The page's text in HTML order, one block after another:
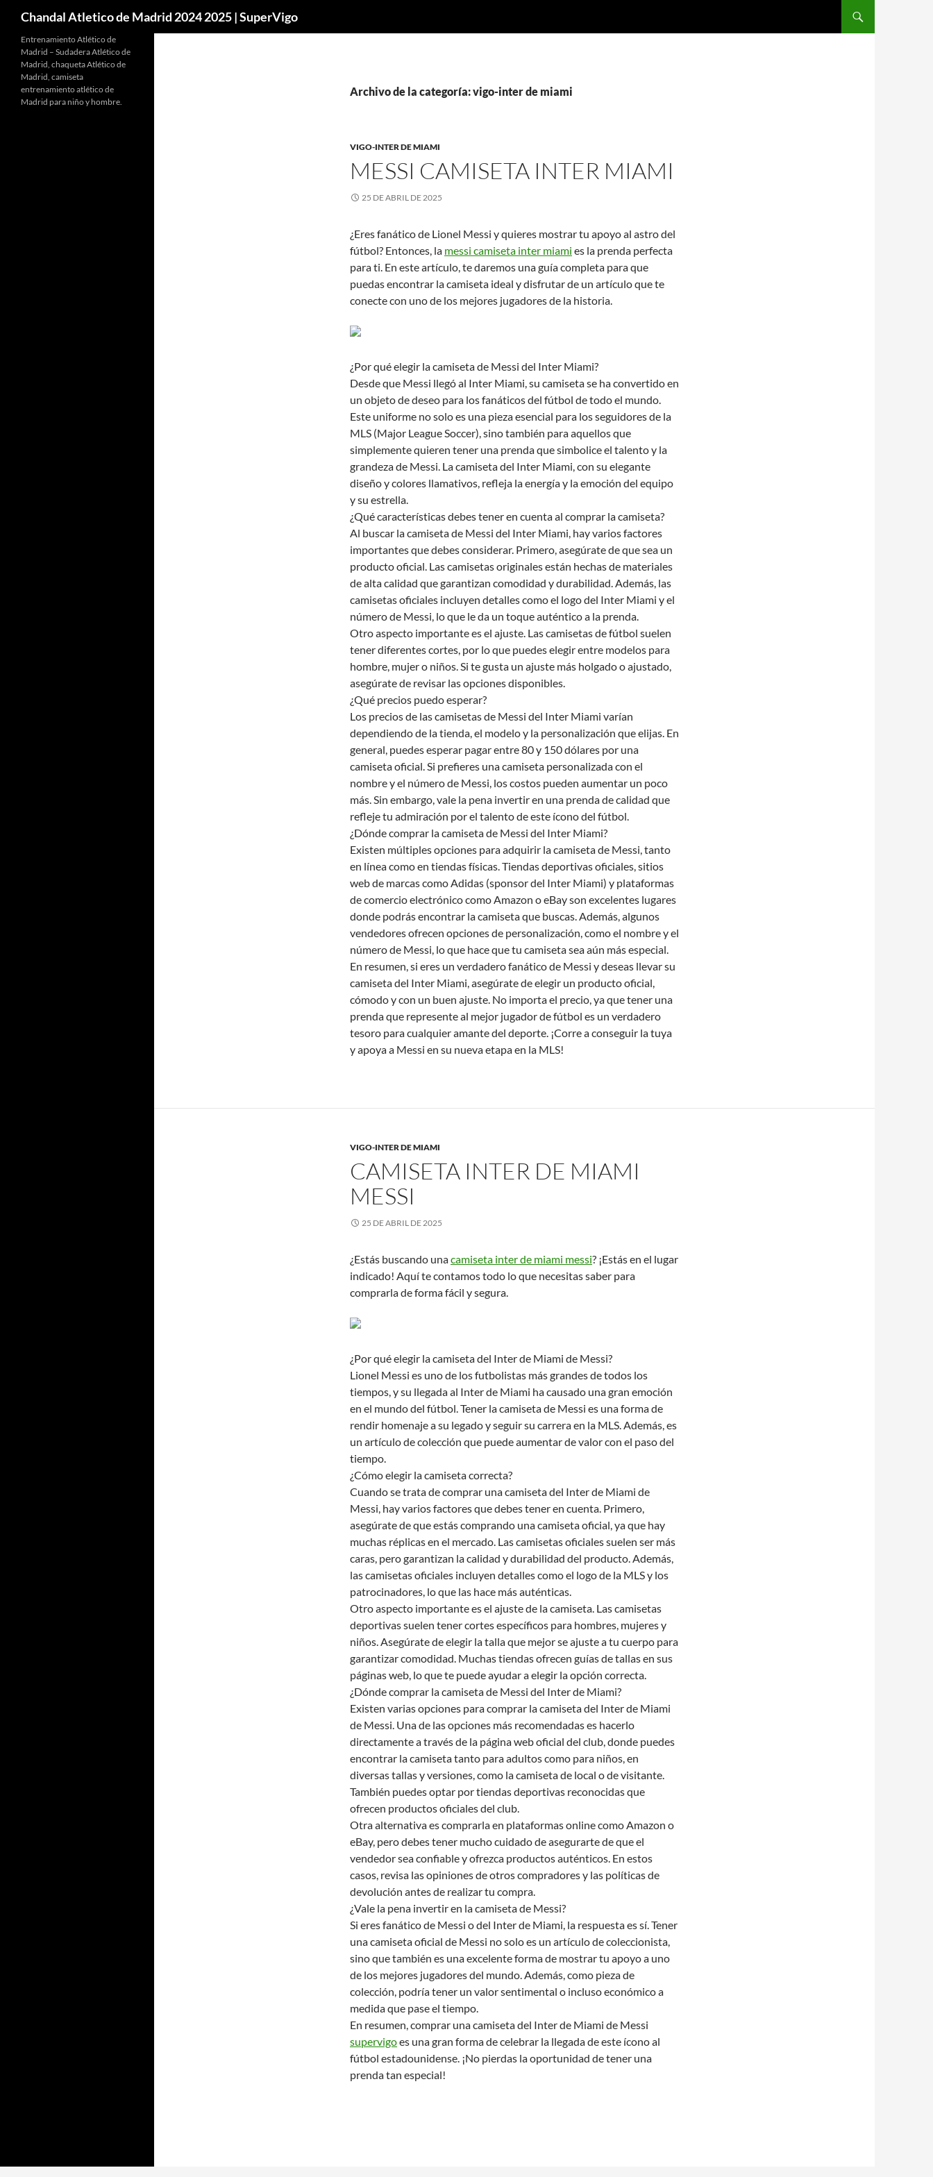
Chandal Atletico de Madrid 2024 2025 | SuperVigo
Archivo de la categoría: vigo-inter de miami
VIGO-INTER DE MIAMI
MESSI CAMISETA INTER MIAMI
25 DE ABRIL DE 2025
¿Eres fanático de Lionel Messi y quieres mostrar tu apoyo al astro del
fútbol? Entonces, la messi camiseta inter miami es la prenda perfecta
para ti. En este artículo, te daremos una guía completa para que
puedas encontrar la camiseta ideal y disfrutar de un artículo que te
conecte con uno de los mejores jugadores de la historia.
¿Por qué elegir la camiseta de Messi del Inter Miami?
Desde que Messi llegó al Inter Miami, su camiseta se ha convertido en
un objeto de deseo para los fanáticos del fútbol de todo el mundo.
Este uniforme no solo es una pieza esencial para los seguidores de la
MLS (Major League Soccer), sino también para aquellos que
simplemente quieren tener una prenda que simbolice el talento y la
grandeza de Messi. La camiseta del Inter Miami, con su elegante
diseño y colores llamativos, refleja la energía y la emoción del equipo
y su estrella.
¿Qué características debes tener en cuenta al comprar la camiseta?
Al buscar la camiseta de Messi del Inter Miami, hay varios factores
importantes que debes considerar. Primero, asegúrate de que sea un
producto oficial. Las camisetas originales están hechas de materiales
de alta calidad que garantizan comodidad y durabilidad. Además, las
camisetas oficiales incluyen detalles como el logo del Inter Miami y el
número de Messi, lo que le da un toque auténtico a la prenda.
Otro aspecto importante es el ajuste. Las camisetas de fútbol suelen
tener diferentes cortes, por lo que puedes elegir entre modelos para
hombre, mujer o niños. Si te gusta un ajuste más holgado o ajustado,
asegúrate de revisar las opciones disponibles.
¿Qué precios puedo esperar?
Los precios de las camisetas de Messi del Inter Miami varían
dependiendo de la tienda, el modelo y la personalización que elijas. En
general, puedes esperar pagar entre 80 y 150 dólares por una
camiseta oficial. Si prefieres una camiseta personalizada con el
nombre y el número de Messi, los costos pueden aumentar un poco
más. Sin embargo, vale la pena invertir en una prenda de calidad que
refleje tu admiración por el talento de este ícono del fútbol.
¿Dónde comprar la camiseta de Messi del Inter Miami?
Existen múltiples opciones para adquirir la camiseta de Messi, tanto
en línea como en tiendas físicas. Tiendas deportivas oficiales, sitios
web de marcas como Adidas (sponsor del Inter Miami) y plataformas
de comercio electrónico como Amazon o eBay son excelentes lugares
donde podrás encontrar la camiseta que buscas. Además, algunos
vendedores ofrecen opciones de personalización, como el nombre y el
número de Messi, lo que hace que tu camiseta sea aún más especial.
En resumen, si eres un verdadero fanático de Messi y deseas llevar su
camiseta del Inter Miami, asegúrate de elegir un producto oficial,
cómodo y con un buen ajuste. No importa el precio, ya que tener una
prenda que represente al mejor jugador de fútbol es un verdadero
tesoro para cualquier amante del deporte. ¡Corre a conseguir la tuya
y apoya a Messi en su nueva etapa en la MLS!
VIGO-INTER DE MIAMI
CAMISETA INTER DE MIAMI
MESSI
25 DE ABRIL DE 2025
¿Estás buscando unacamiseta inter de miami messi? ¡Estás en el lugar
indicado! Aquí te contamos todo lo que necesitas saber para
comprarla de forma fácil y segura.
¿Por qué elegir la camiseta del Inter de Miami de Messi?
Lionel Messi es uno de los futbolistas más grandes de todos los
tiempos, y su llegada al Inter de Miami ha causado una gran emoción
en el mundo del fútbol. Tener la camiseta de Messi es una forma de
rendir homenaje a su legado y seguir su carrera en la MLS. Además, es
un artículo de colección que puede aumentar de valor con el paso del
tiempo.
¿Cómo elegir la camiseta correcta?
Cuando se trata de comprar una camiseta del Inter de Miami de
Messi, hay varios factores que debes tener en cuenta. Primero,
asegúrate de que estás comprando una camiseta oficial, ya que hay
muchas réplicas en el mercado. Las camisetas oficiales suelen ser más
caras, pero garantizan la calidad y durabilidad del producto. Además,
las camisetas oficiales incluyen detalles como el logo de la MLS y los
patrocinadores, lo que las hace más auténticas.
Otro aspecto importante es el ajuste de la camiseta. Las camisetas
deportivas suelen tener cortes específicos para hombres, mujeres y
niños. Asegúrate de elegir la talla que mejor se ajuste a tu cuerpo para
garantizar comodidad. Muchas tiendas ofrecen guías de tallas en sus
páginas web, lo que te puede ayudar a elegir la opción correcta.
¿Dónde comprar la camiseta de Messi del Inter de Miami?
Existen varias opciones para comprar la camiseta del Inter de Miami
de Messi. Una de las opciones más recomendadas es hacerlo
directamente a través de la página web oficial del club, donde puedes
encontrar la camiseta tanto para adultos como para niños, en
diversas tallas y versiones, como la camiseta de local o de visitante.
También puedes optar por tiendas deportivas reconocidas que
ofrecen productos oficiales del club.
Otra alternativa es comprarla en plataformas online como Amazon o
eBay, pero debes tener mucho cuidado de asegurarte de que el
vendedor sea confiable y ofrezca productos auténticos. En estos
casos, revisa las opiniones de otros compradores y las políticas de
devolución antes de realizar tu compra.
¿Vale la pena invertir en la camiseta de Messi?
Si eres fanático de Messi o del Inter de Miami, la respuesta es sí. Tener
una camiseta oficial de Messi no solo es un artículo de coleccionista,
sino que también es una excelente forma de mostrar tu apoyo a uno
de los mejores jugadores del mundo. Además, como pieza de
colección, podría tener un valor sentimental o incluso económico a
medida que pase el tiempo.
En resumen, comprar una camiseta del Inter de Miami de Messi
supervigoes una gran forma de celebrar la llegada de este ícono al
fútbol estadounidense. ¡No pierdas la oportunidad de tener una
prenda tan especial!
Entrenamiento Atlético de
Madrid – Sudadera Atlético de
Madrid, chaqueta Atlético de
Madrid, camiseta
entrenamiento atlético de
Madrid para niño y hombre.